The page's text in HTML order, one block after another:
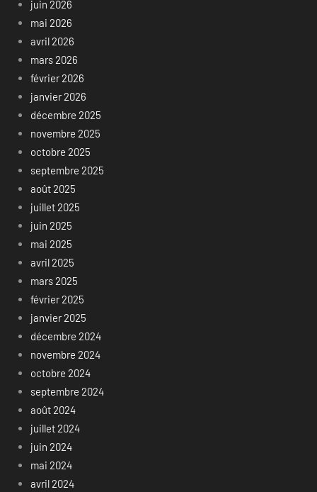
juin 2026
mai 2026
avril 2026
mars 2026
février 2026
janvier 2026
décembre 2025
novembre 2025
octobre 2025
septembre 2025
août 2025
juillet 2025
juin 2025
mai 2025
avril 2025
mars 2025
février 2025
janvier 2025
décembre 2024
novembre 2024
octobre 2024
septembre 2024
août 2024
juillet 2024
juin 2024
mai 2024
avril 2024